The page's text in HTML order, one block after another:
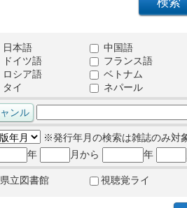
日本語
中国語
ドイツ語
フランス語
ロシア語
ベトナム
タイ
ネパール
※発行年月の検索は雑誌のみ対
年
月から 年
県立図書館 視聴覚ライ